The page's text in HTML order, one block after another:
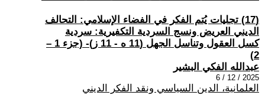
(17) تجليات يُتم الفكر في الفضاء الإسلامي: التحالف
الديني العريض ونسج السردية التكفيرية: سردية
كسل العقول وتناسل الجهل (11 ه - 11 ز)- (جزء 1 –
2)
عبدالله الفكي البشير
2025 / 12 / 6
العلمانية، الدين السياسي ونقد الفكر الديني